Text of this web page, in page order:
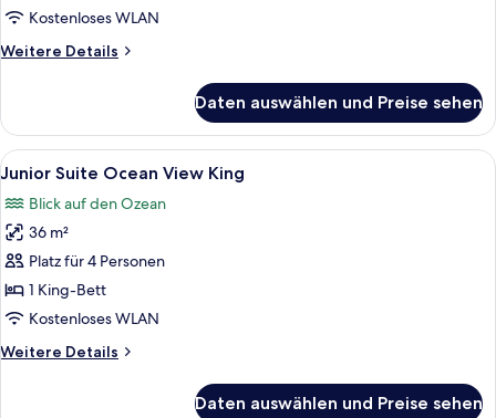
Kostenloses WLAN
Weitere Details
Weitere
Double
Bed
Daten auswählen und Preise sehen
Alle
Fotos
für
Junior
Suite
Ocean
View
anzeigen
Hochwertige Bettwaren, kostenlose
4
Junior Suite Ocean View King
Blick auf den Ozean
36 m²
Platz für 4 Personen
1 King-Bett
Kostenloses WLAN
Weitere Details
Weitere
Daten auswählen und Preise sehen